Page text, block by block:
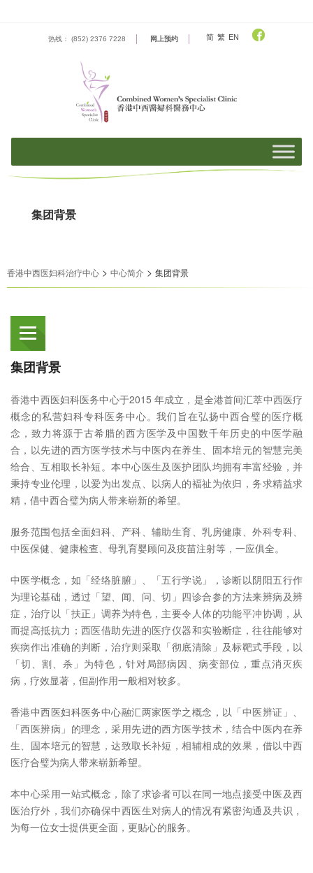
热线： (852) 2376 7228 网上预约 简 繁 EN
集团背景
香港中西医妇科治疗中心 > 中心简介 > 集团背景
集团背景
香港中西医妇科医务中心于2015 年成立，是全港首间汇萃中西医疗
概念的私营妇科专科医务中心。我们旨在弘扬中西合璧的医疗概
念，致力将源于古希腊的西方医学及中国数千年历史的中医学融
合，以先进的西方医学技术与中医内在养生、固本培元的智慧完美
给合、互相取长补短。本中心医生及医护团队均拥有丰富经验，并
秉持专业伦理，以爱为出发点、以病人的褔祉为依归，务求精益求
精，借中西合璧为病人带来崭新的希望。
服务范围包括全面妇科、产科、辅助生育、乳房健康、外科专科、
中医保健、健康检查、母乳育婴顾问及疫苗注射等，一应俱全。
中医学概念，如「经络脏腑」、「五行学说」，诊断以阴阳五行作
为理论基础，透过「望、闻、问、切」四诊合参的方法来辨病及辨
症，治疗以「扶正」调养为特色，主要令人体的功能平冲协调，从
而提高抵抗力；西医借助先进的医疗仪器和实验断症，往往能够对
疾病作出准确的判断，治疗则采取「彻底清除」及标靶式手段，以
「切、割、杀」为特色，针对局部病因、病变部位，重点消灭疾
病，疗效显著，但副作用一般相对较多。
香港中西医妇科医务中心融汇两家医学之概念，以「中医辨证」、
「西医辨病」的理念，采用先进的西方医学技术，结合中医内在养
生、固本培元的智慧，达致取长补短，相辅相成的效果，借以中西
医疗合璧为病人带来崭新希望。
本中心采用一站式概念，除了求诊者可以在同一地点接受中医及西
医治疗外，我们亦确保中西医生对病人的情况有紧密沟通及共识，
为每一位女士提供更全面，更贴心的服务。